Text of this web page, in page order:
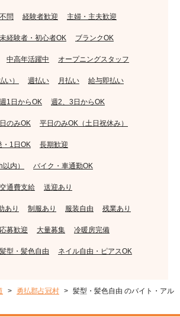
問 経験者歓迎 主婦・主夫歓迎
未経験者・初心者OK ブランクOK
中高年活躍中 オープニングスタッフ
い） 週払い 月払い 給与即払い
週1日からOK 週2、3日からOK
のみOK 平日のみOK（土日祝休み）
・1日OK 長期歓迎
内） バイク・車通勤OK
交通費支給 送迎あり
あり 制服あり 服装自由 残業あり
募歓迎 大量募集 冷暖房完備
髪型・髪色自由 ネイル自由・ピアスOK
勇払郡占冠村
髪型・髪色自由 のバイト・アル